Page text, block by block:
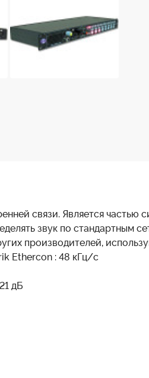
связи. Является
звук по стандартным
производителей,
Ethercon : 48 кГц/с
дБ